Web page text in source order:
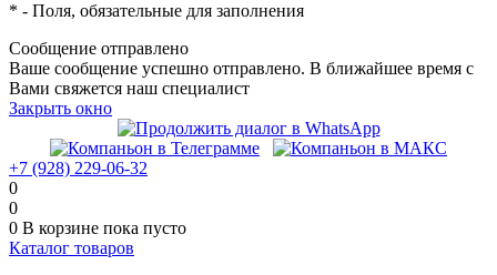
* - Поля, обязательные для заполнения
Сообщение отправлено
Ваше сообщение успешно отправлено. В ближайшее время с
Вами свяжется наш специалист
Закрыть окно
+7 (928) 229-06-32
0
0
0 В корзине пока пусто
Каталог товаров